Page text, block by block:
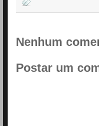
Nenhum
Postar um